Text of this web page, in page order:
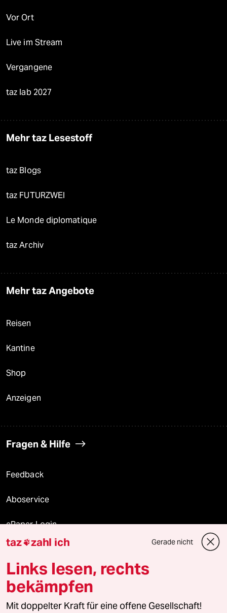
Vor Ort
Live im Stream
Vergangene
taz lab 2027
Mehr taz Lesestoff
taz Blogs
taz FUTURZWEI
Le Monde diplomatique
taz Archiv
Mehr taz Angebote
Reisen
Kantine
Shop
Anzeigen
Fragen & Hilfe
Feedback
Aboservice
ePaper Login
Downloads für Abonnierende
© 2026 taz Verlags und Vertriebs GmbH
Alle Rechte vorbehalten. Bei rechtlichen Fragen oder für Genehmigungen
taz zahl ich Gerade nicht
Links lesen, rechts
bekämpfen
Mit doppelter Kraft für eine offene Gesellschaft!